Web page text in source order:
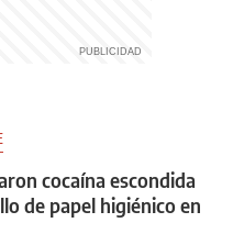
cocaína escondida
de papel higiénico en